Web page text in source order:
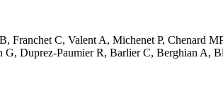
C, Valent A, Michenet P, Chenard
Duprez-Paumier R, Barlier C, Berghian A,